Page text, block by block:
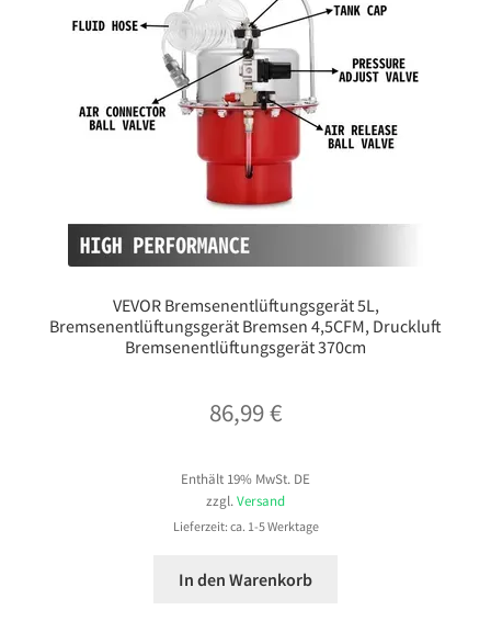
VEVOR Bremsenentlüftungsgerät 5L,
Bremsenentlüftungsgerät Bremsen 4,5CFM, Druckluft
Bremsenentlüftungsgerät 370cm
86,99€
Enthält 19% MwSt. DE
zzgl. Versand
Lieferzeit: ca. 1-5 Werktage
In den Warenkorb